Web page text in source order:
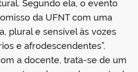
Segundo ela, o evento
da UFNT com uma
plural e sensível às vozes
e afrodescendentes”.
a docente, trata-se de um